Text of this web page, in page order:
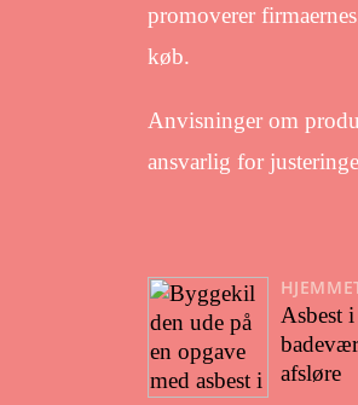
promoverer
køb.
Anvisninger om
ansvarlig for
Asbest
afsløre